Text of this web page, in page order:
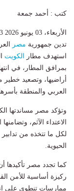
كتب : أحمد جمعة
الأربعاء، 03 يونيو 2026 12:53 م
تدين جمهورية مصر
استهدف مطار
الكويت
بمرافق المطار، في
أراضيها، وتصعيد
العربي والمنطقة
وتؤكد مصر مساندتها
الاعتداء الآثم،
لكل ما تتخذه من تدابير
الحيوية.
كما تجدد مصر تأكيدها
ركيزة أساسية للأمن
ممارسات تنطوي على